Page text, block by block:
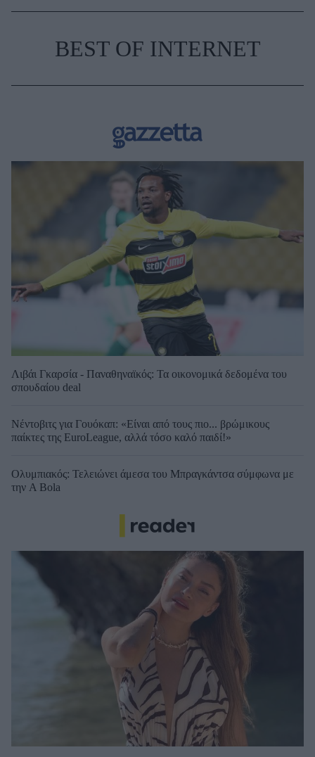
BEST OF INTERNET
Λιβάι Γκαρσία - Παναθηναϊκός: Τα οικονομικά δεδομένα του
σπουδαίου deal
Νέντοβιτς για Γουόκαπ: «Είναι από τους πιο... βρώμικους
παίκτες της EuroLeague, αλλά τόσο καλό παιδί!»
Ολυμπιακός: Τελειώνει άμεσα του Μπραγκάντσα σύμφωνα με
την A Bola